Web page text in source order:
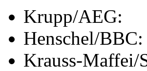
Krupp/AEG:
Henschel/BBC:
Krauss-Maffei/